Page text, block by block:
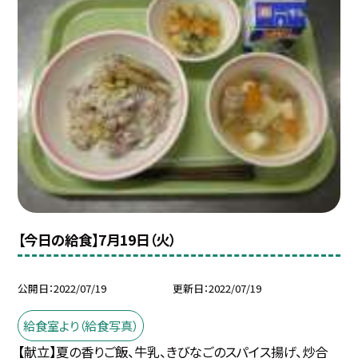
【今日の給食】7月19日（火）
公開日 2022/07/19 更新日 2022/07/19
給食室より（給食写真）
【献立】夏の香りご飯、牛乳、きびなごのスパイス揚げ、炒合